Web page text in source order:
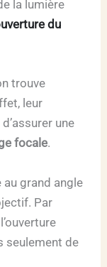
la lumière
du
trouve
leur
une
focale.
grand angle
Par
seulement de